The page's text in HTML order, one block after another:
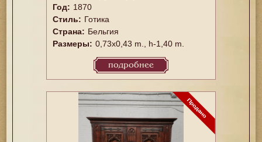
Год: 1870
Стиль: Готика
Страна: Бельгия
Размеры: 0,73x0,43 m., h-1,40 m.
подробнее